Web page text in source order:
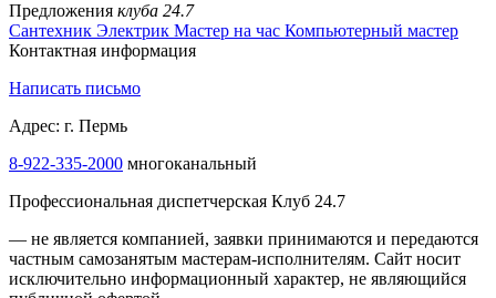
Предложения клуба 24.7
Сантехник Электрик Мастер на час Компьютерный мастер
Контактная информация
Написать письмо
Адрес: г. Пермь
8-922-335-2000 многоканальный
Профессиональная диспетчерская Клуб 24.7
— не является компанией, заявки принимаются и передаются
частным самозанятым мастерам‑исполнителям. Сайт носит
исключительно информационный характер, не являющийся